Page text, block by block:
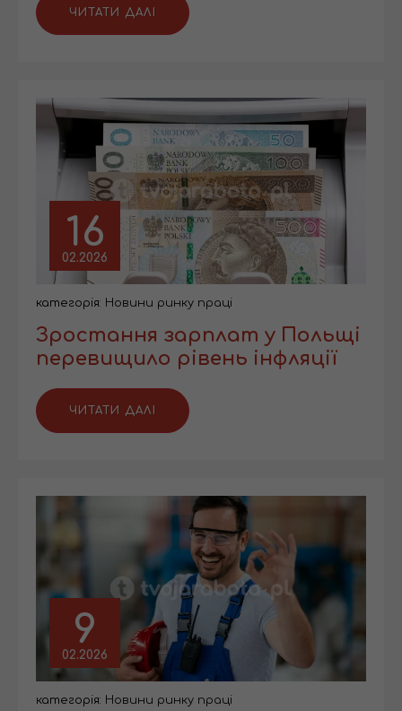
ЧИТАТИ ДАЛІ
16
02.2026
категорія: Новини ринку праці
Зростання зарплат у Польщі
перевищило рівень інфляції
ЧИТАТИ ДАЛІ
9
02.2026
категорія: Новини ринку праці